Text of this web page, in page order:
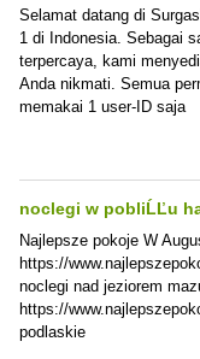
Selamat datang di
1 di Indonesia. Sebagai
terpercaya, kami
Anda nikmati. Semua
memakai 1 user-ID saja
noclegi w pobliĹĽu
Najlepsze pokoje W
https://
noclegi nad jeziorem
https://
podlaskie